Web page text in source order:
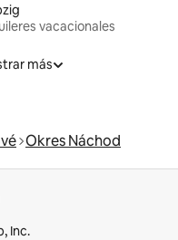
vacacionales
más
Okres Náchod
Inc.